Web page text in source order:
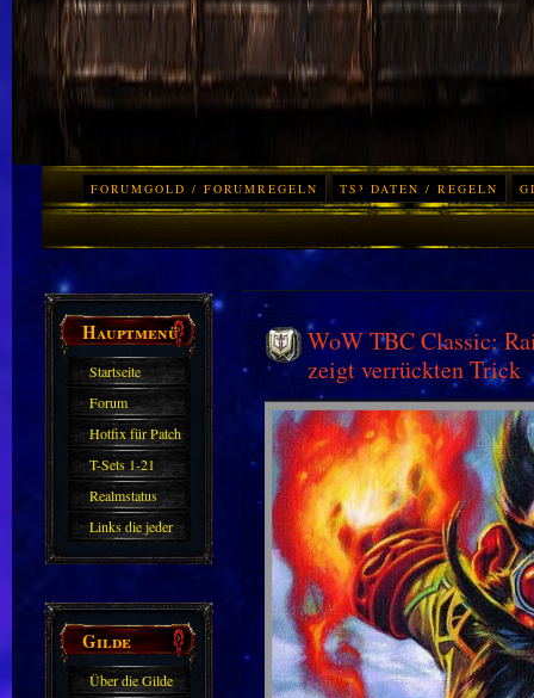
FORUMGOLD / FORUMREGELN TS³ DATEN / REGELN
Hauptmenü
Startseite
Forum
Hotfix für Patch
11.X
T-Sets 1-21
Realmstatus
Links die jeder
kennen sollte?!
Gilde
Über die Gilde
WoW TBC Classic:
zeigt verrückten Trick